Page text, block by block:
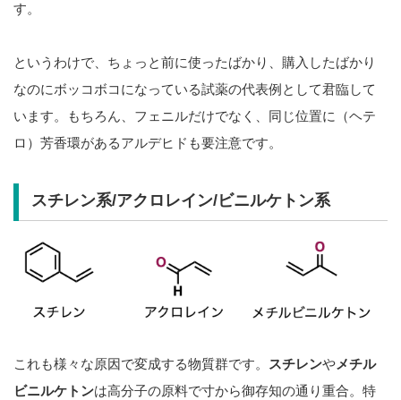
す。
というわけで、ちょっと前に使ったばかり、購入したばかり
なのにボッコボコになっている試薬の代表例として君臨して
います。もちろん、フェニルだけでなく、同じ位置に（ヘテ
ロ）芳香環があるアルデヒドも要注意です。
スチレン系/アクロレイン/ビニルケトン系
これも様々な原因で変成する物質群です。 スチレンやメチル
ビニルケトンは高分子の原料で寸から御存知の通り重合。特